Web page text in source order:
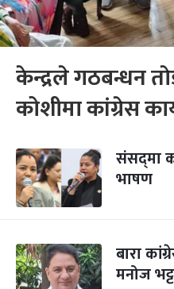
केन्द्रले गठबन्धन
कोशीमा कांग्रेस
संसद्‌मा
भाषण
बारा
मनोज